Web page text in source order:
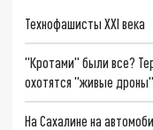
Технофашисты XXI века
"Кротами" были все?
охотятся "живые дроны"
На Сахалине на